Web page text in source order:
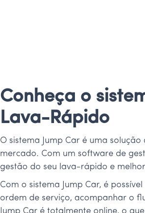
Conheça o
Lava-Rápido
O sistema Jump Car é uma
mercado. Com um software de
gestão do seu lava-rápido e
Com o sistema Jump Car, é
ordem de serviço, acompanhar o